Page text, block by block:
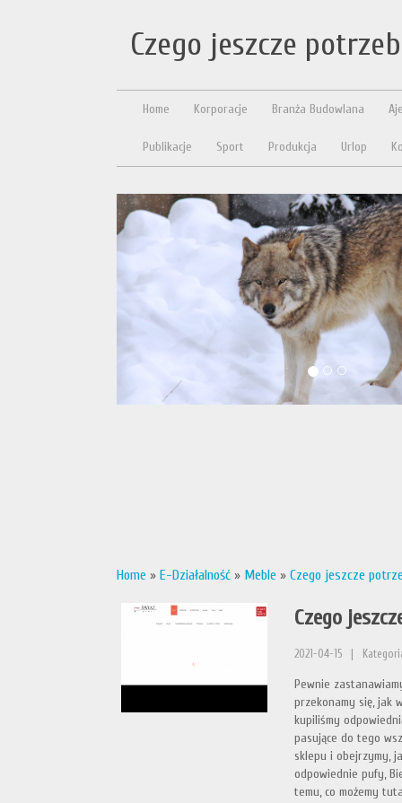
Czego jeszcze
Home Korporacje Branża Budowlana
Publikacje Sport Produkcja Urlop
Home » E-Działalność » Meble » Czego jeszcze
Czego
2021-04-15
Pewnie
przekonamy się, jak
kupiliśmy
pasujące do tego
sklepu i obejrzymy,
odpowiednie pufy,
temu, co możemy